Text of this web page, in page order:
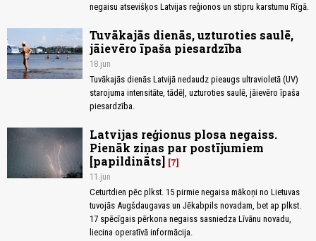
negaisu atsevišķos Latvijas reģionos un stipru karstumu Rīgā.
Tuvākajās dienās, uzturoties saulē,
jāievēro īpaša piesardzība
18.jun
Tuvākajās dienās Latvijā nedaudz pieaugs ultravioletā (UV)
starojuma intensitāte, tādēļ, uzturoties saulē, jāievēro īpaša
piesardzība.
Latvijas reģionus plosa negaiss.
Pienāk ziņas par postījumiem
[papildināts]
7
11.jun
Ceturtdien pēc plkst. 15 pirmie negaisa mākoņi no Lietuvas
tuvojās Augšdaugavas un Jēkabpils novadam, bet ap plkst.
17 spēcīgais pērkona negaiss sasniedza Līvānu novadu,
liecina operatīvā informācija.